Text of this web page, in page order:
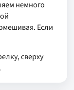
немного
Если
сверху